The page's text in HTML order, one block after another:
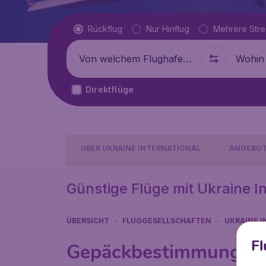
Flugtyp
Rückflug Nur Hinflug Mehrere
Abflug von Wohin
Direktflüge
ÜBER UKRAINE INTERNATIONAL
Günstige Flüge mit Ukraine
ÜBERSICHT FLUGGESELLSCHAFTEN UKRAINE